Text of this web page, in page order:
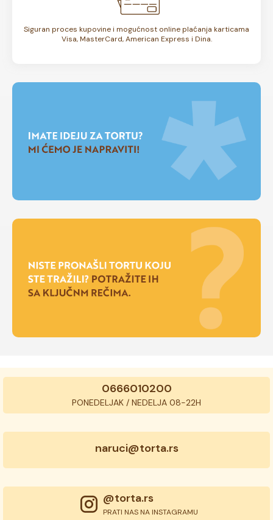
Siguran proces kupovine i mogućnost online plaćanja karticama
Visa, MasterCard, American Express i Dina.
0666010200
PONEDELJAK / NEDELJA 08-22H
naruci@torta.rs
@torta.rs
PRATI NAS NA INSTAGRAMU